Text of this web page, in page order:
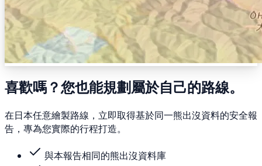
喜歡嗎？您也能規劃屬於自己的路線。
在日本任意繪製路線，立即取得基於同一熊出沒資料的安全報
告，專為您實際的行程打造。
與本報告相同的熊出沒資料庫